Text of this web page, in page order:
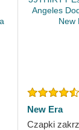
New Era
Czapki